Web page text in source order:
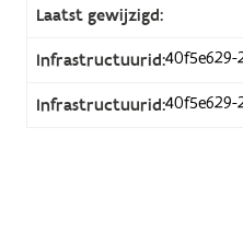
Laatst gewijzigd:
Infrastructuurid:40f5e629-
Infrastructuurid:40f5e629-